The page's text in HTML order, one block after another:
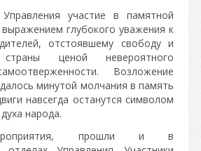
участие в памятной
глубокого уважения к
отстоявшему свободу и
страны ценой невероятного
Возложение
минутой молчания в память
навсегда останутся символом
народа.
прошли и в